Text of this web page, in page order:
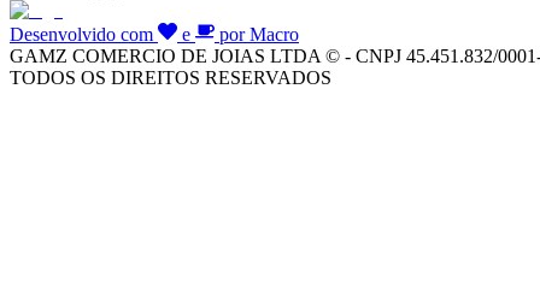
Desenvolvido com e
por Macro
GAMZ COMERCIO DE JOIAS LTDA © - CNPJ 45.451.832/
TODOS OS DIREITOS RESERVADOS